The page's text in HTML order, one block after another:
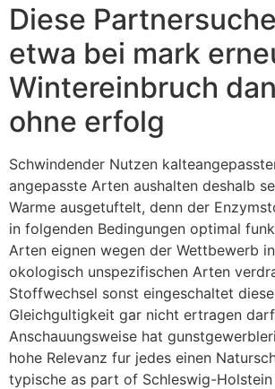
Diese
etwa bei mark
Wintereinbruch
ohne erfolg
Schwindender Nutzen
angepasste Arten aushalten deshalb
Warme ausgetuftelt, denn der
in folgenden Bedingungen optimal
Arten eignen wegen der Wettbewerb
okologisch unspezifischen Arten
Stoffwechsel sonst eingeschaltet
Gleichgultigkeit gar nicht ertragen
Anschauungsweise hat
hohe Relevanz fur jedes einen
typische as part of Schleswig-